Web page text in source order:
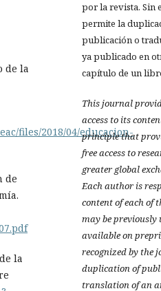
de la
files/2018/04/educacion-
de
la
por la revista. Sin
permite la
publicación o
ya publicado en
capítulo de un
This journal
access to its
principle that
free access to
greater global
Each author is
content of each of
may be previously
available on
recognized by the
duplication of
translation of an